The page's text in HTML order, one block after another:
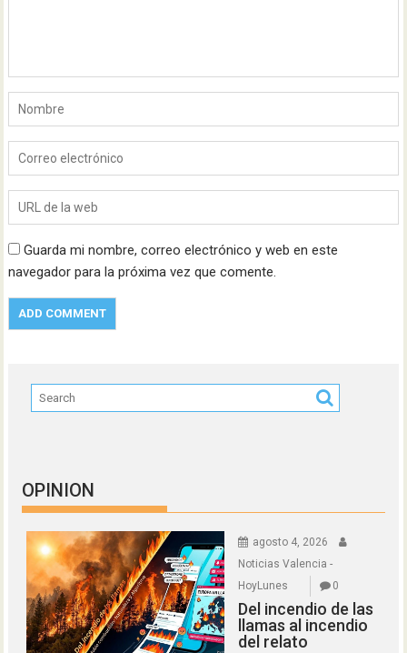
Guarda mi nombre, correo electrónico y web en este
navegador para la próxima vez que comente.
OPINION
agosto 4, 2026
Noticias Valencia -
HoyLunes
0
Del incendio de las
llamas al incendio
del relato